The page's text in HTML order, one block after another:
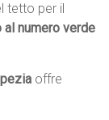
tetto per il
numero verde
offre